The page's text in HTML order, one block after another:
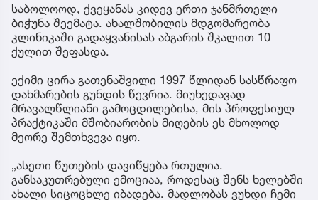
საბოლოოდ, ქვეყანას კიდევ ერთი ჯანმრთელი
ბიჭუნა შეემატა. ახალშობილის მდგომარეობა
კლინიკაში გადაყვანისას აბგარის შკალით 10
ქულით შეფასდა.
ექიმი ცირა გათენაშვილი 1997 წლიდან სასწრაფო
დახმარების გუნდის წევრია. მიუხედავად
მრავალწლიანი გამოცდილებისა, მის პროფესიულ
პრაქტიკაში მშობიარობის მიღების ეს მხოლოდ
მეორე შემთხვევა იყო.
„ასეთი წუთების დავიწყება რთულია.
განსაკუთრებული ემოციაა, როდესაც შენს ხელებში
ახალი სიცოცხლე იბადება. მადლობას ვუხდი ჩემი